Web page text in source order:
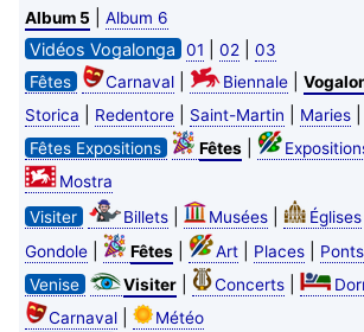
Album 5 Album 6
Vidéos Vogalonga 01 02
03
Fêtes
Carnaval| Biennale|
Storica
Redentore| Saint-Martin Maries|
Fêtes Expositions
Fêtes|
Mostra
Visiter
Billets| Musées| Églises
Gondole| Fêtes| Art| Places|
Ponts
Venise
Visiter| Concerts|
Carnaval|
Météo